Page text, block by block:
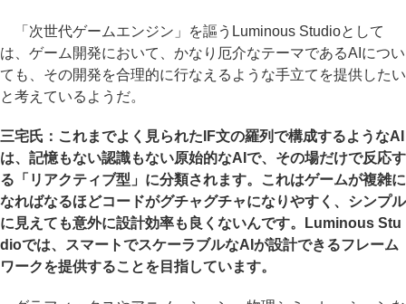
「次世代ゲームエンジン」を謳うLuminous Studioとして
は、ゲーム開発において、かなり厄介なテーマであるAIについ
ても、その開発を合理的に行なえるような手立てを提供したい
と考えているようだ。
三宅氏：これまでよく見られたIF文の羅列で構成するようなAI
は、記憶もない認識もない原始的なAIで、その場だけで反応す
る「リアクティブ型」に分類されます。これはゲームが複雑に
なればなるほどコードがグチャグチャになりやすく、シンプル
に見えても意外に設計効率も良くないんです。Luminous Stu
dioでは、スマートでスケーラブルなAIが設計できるフレーム
ワークを提供することを目指しています。